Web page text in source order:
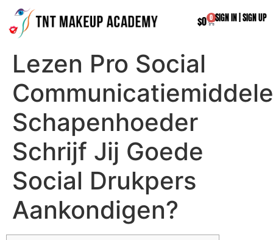
$0 0 SIGN IN| SIGN UP
Lezen Pro Social
Schapenhoeder
Schrijf Jij Goede
Social Drukpers
Aankondigen?